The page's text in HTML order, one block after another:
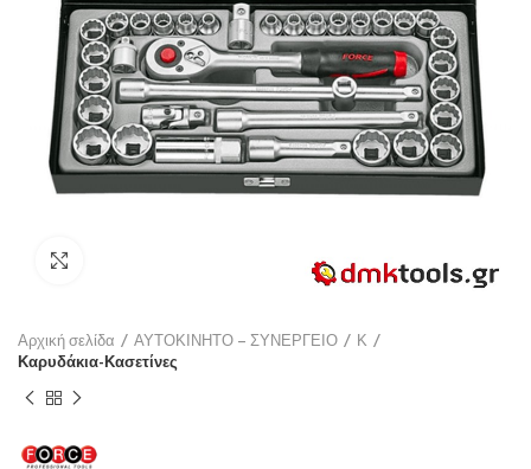
Αρχική σελίδα ΑΥΤΟΚΙΝΗΤΟ – ΣΥΝΕΡΓΕΙΟ
Κ
Καρυδάκια-Κασετίνες